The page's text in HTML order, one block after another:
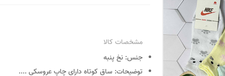
مشخصات کالا
جنس: نخ پنبه
توضیحات: ساق کوتاه دارای چاپ عروسکی ....